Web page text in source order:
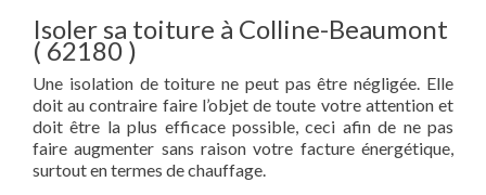
Isoler sa toiture à Colline-Beaumont
( 62180 )
Une isolation de toiture ne peut pas être négligée. Elle
doit au contraire faire l’objet de toute votre attention et
doit être la plus efficace possible, ceci afin de ne pas
faire augmenter sans raison votre facture énergétique,
surtout en termes de chauffage.